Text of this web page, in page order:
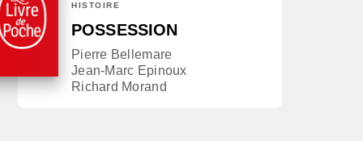
HISTOIRE
POSSESSION
Pierre Bellemare
Jean-Marc Epinoux
Richard Morand